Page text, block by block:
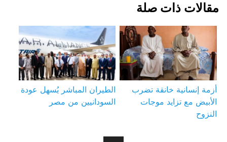
مقالات ذات صلة
أزمة إنسانية خانقة تضرب
الأبيض مع تزايد موجات
النزوح
الطيران المباشر يُسهل عودة
السودانيين من مصر